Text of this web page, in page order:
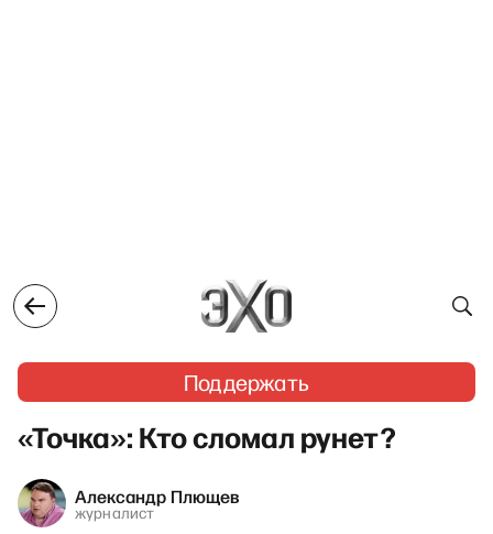
Поддержать
«Точка»: Кто сломал рунет?
Александр Плющев
журналист